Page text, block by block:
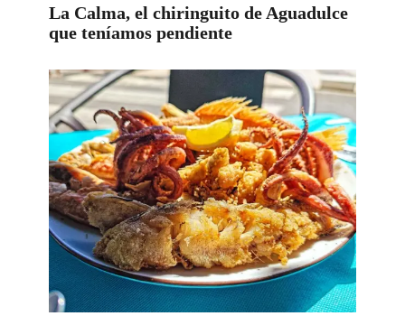
La Calma, el chiringuito de Aguadulce
que teníamos pendiente